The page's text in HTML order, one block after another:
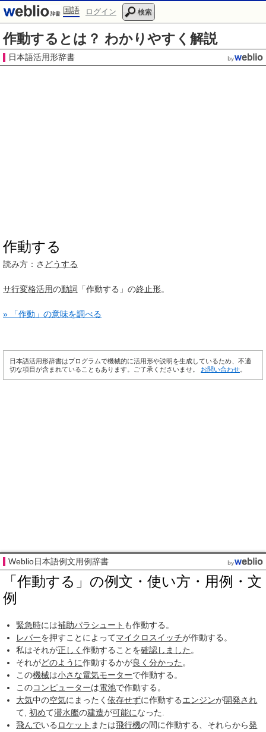
国語 ログイン 検索
作動するとは？ わかりやすく解説
日本語活用形辞書
作動する
読み方：さ どうする
サ行変格活用の動詞 「作動する」の終止形。
» 「作動」の意味を調べる
日本語活用形辞書はプログラムで機械的に活用形や説明を生成しているため、不適
切な項目が含まれていることもあります。ご了承くださいませ。 お問い合わせ
Weblio日本語例文用例辞書
「作動する」の例文・使い方・用例・文
例
緊急時には補助パラシュート も作動する。
レバーを押すことによってマイクロスイッチが作動する。
私はそれが正しく作動することを確認しました 。
それがどのように作動するかが良く分かった 。
この機械は小さな電気モーターで作動する。
このコンピューターは電池で作動する。
大気中の空気にまったく依存せずに作動するエンジンが開発され
て,初めて潜水艦の建造が可能になった.
飛んでいる ロケット または飛行機の間に作動する、それらから発